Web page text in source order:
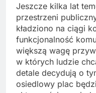
Jeszcze kilka lat
przestrzeni
kładziono na ciągi
funkcjonalność
większą wagę
w których ludzie
detale decydują o
osiedlowy plac